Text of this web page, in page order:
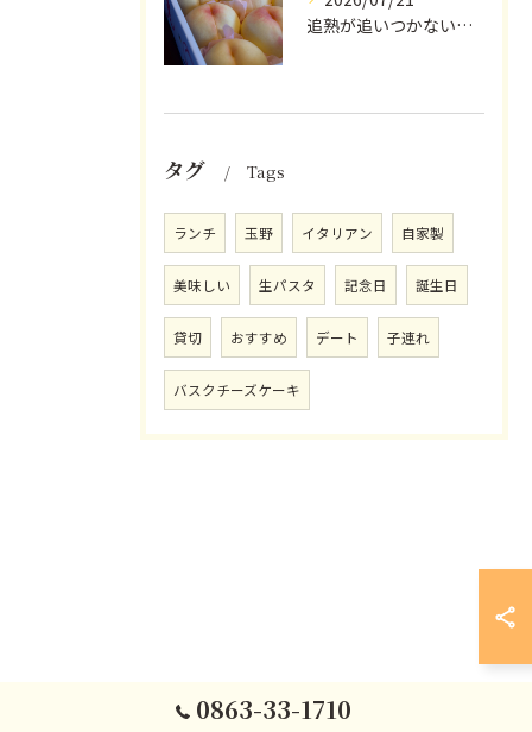
追熟が追いつかないほど気にかけていただいている
タグ Tags
ランチ 玉野 イタリアン 自家製
美味しい 生パスタ 記念日 誕生日
貸切 おすすめ デート 子連れ
バスクチーズケーキ
0863-33-1710